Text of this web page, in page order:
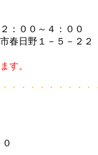
００～４：００
日野１－５－２２
す。
・・・・・・・・